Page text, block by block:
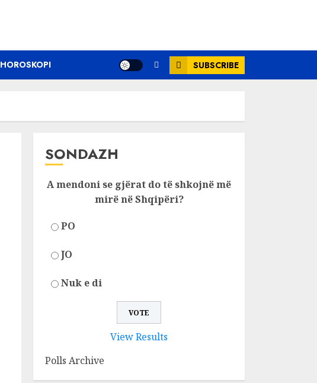
HOROSKOPI SUBSCRIBE
SONDAZH
A mendoni se gjërat do të shkojnë më
mirë në Shqipëri?
PO
JO
Nuk e di
View Results
Polls Archive